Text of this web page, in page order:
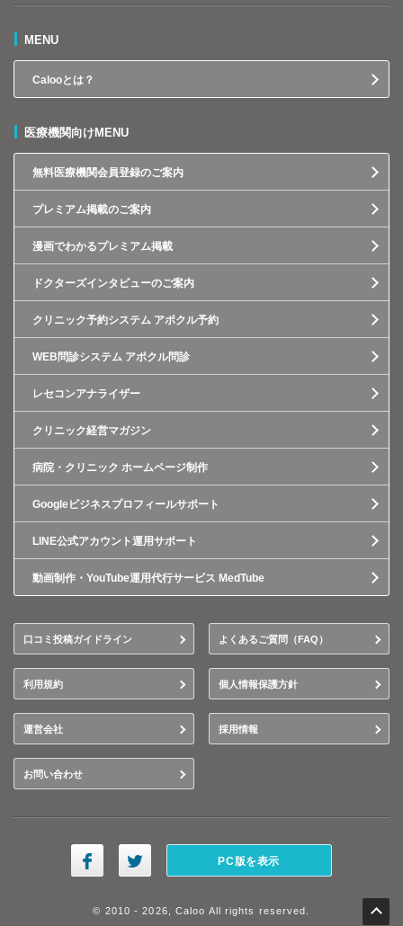
MENU
Calooとは？
医療機関向けMENU
無料医療機関会員登録のご案内
プレミアム掲載のご案内
漫画でわかるプレミアム掲載
ドクターズインタビューのご案内
クリニック予約システム アポクル予約
WEB問診システム アポクル問診
レセコンアナライザー
クリニック経営マガジン
病院・クリニック ホームページ制作
Googleビジネスプロフィールサポート
LINE公式アカウント運用サポート
動画制作・YouTube運用代行サービス MedTube
口コミ投稿ガイドライン よくあるご質問（FAQ）
利用規約 個人情報保護方針
運営会社 採用情報
お問い合わせ
PC版を表示
© 2010 - 2026, Caloo All rights reserved.